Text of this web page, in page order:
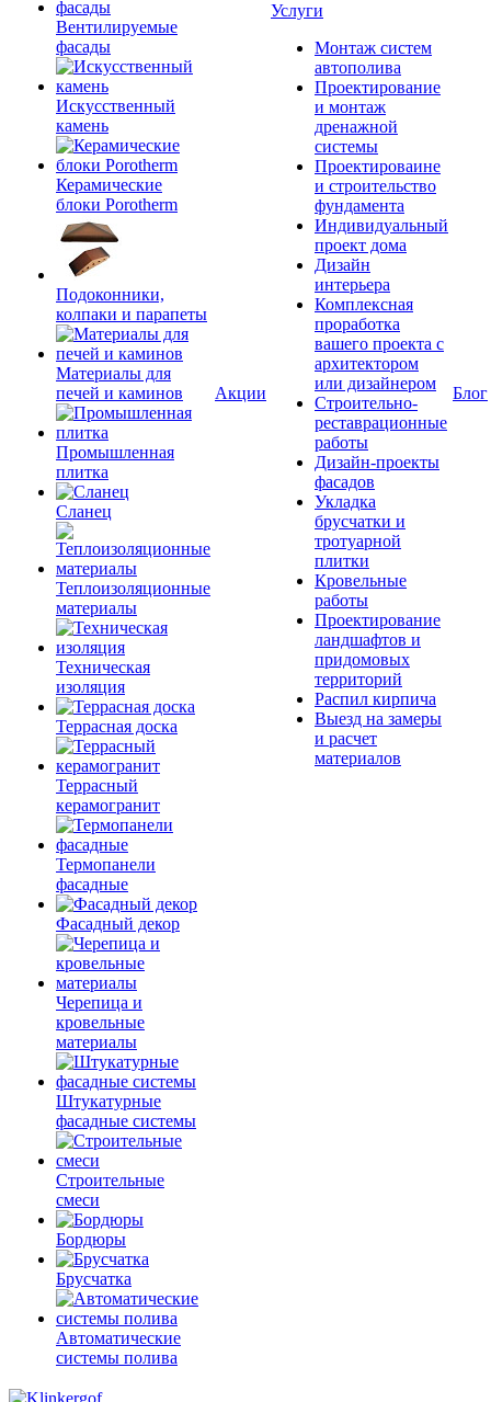
Вентилируемые
фасады
Искусственный
камень
Керамические
блоки Porotherm
Подоконники,
колпаки и парапеты
Материалы для
печей и каминов
Промышленная
плитка
Сланец
Теплоизоляционные
материалы
Техническая
изоляция
Террасная доска
Террасный
керамогранит
Термопанели
фасадные
Фасадный декор
Черепица и
кровельные
материалы
Штукатурные
фасадные системы
Строительные
смеси
Бордюры
Брусчатка
Автоматические
системы полива
Акции
Услуги
Монтаж систем
автополива
Проектирование
и монтаж
дренажной
системы
Проектироваине
и строительство
фундамента
Индивидуальный
проект дома
Дизайн
интерьера
Комплексная
проработка
вашего проекта с
архитектором
или дизайнером
Строительно-
реставрационные
работы
Дизайн-проекты
фасадов
Укладка
брусчатки и
тротуарной
плитки
Кровельные
работы
Проектирование
ландшафтов и
придомовых
территорий
Распил кирпича
Выезд на замеры
и расчет
материалов
Блог